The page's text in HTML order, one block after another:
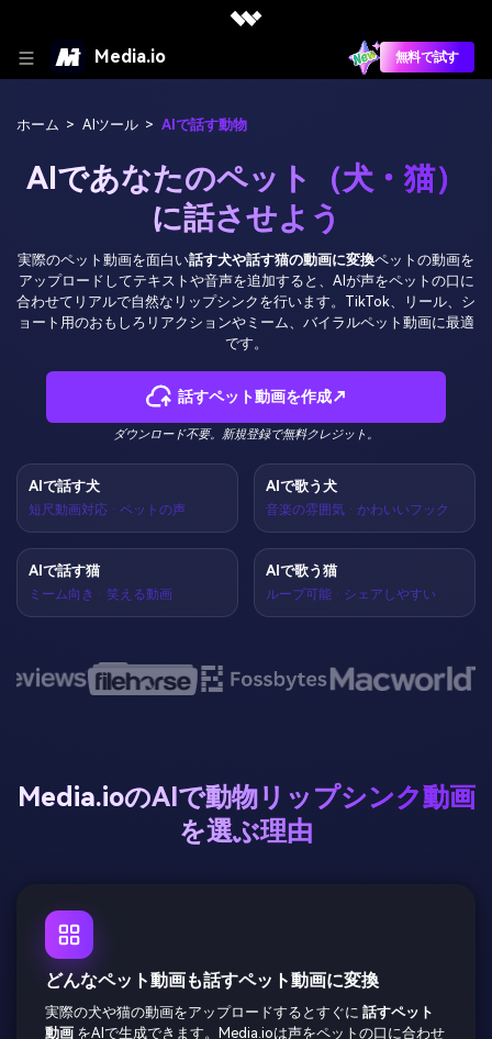
Media.io 無料で試す
ホーム > AIツール > AIで話す動物
AIであなたのペット（犬・猫）
に話させよう
実際のペット動画を面白い話す犬や話す猫の動画に変換ペットの動画を
アップロードしてテキストや音声を追加すると、AIが声をペットの口に
合わせてリアルで自然なリップシンクを行います。TikTok、リール、シ
ョート用のおもしろリアクションやミーム、バイラルペット動画に最適
です。
話すペット動画を作成↗
ダウンロード不要。新規登録で無料クレジット。
AIで話す犬
短尺動画対応 · ペットの声
AIで歌う犬
音楽の雰囲気 · かわいいフック
AIで話す猫
ミーム向き · 笑える動画
AIで歌う猫
ループ可能 · シェアしやすい
Media.ioのAIで動物リップシンク動画
を選ぶ理由
どんなペット動画も話すペット動画に変換
実際の犬や猫の動画をアップロードするとすぐに 話すペット
動画 をAIで生成できます。Media.ioは声をペットの口に合わせ